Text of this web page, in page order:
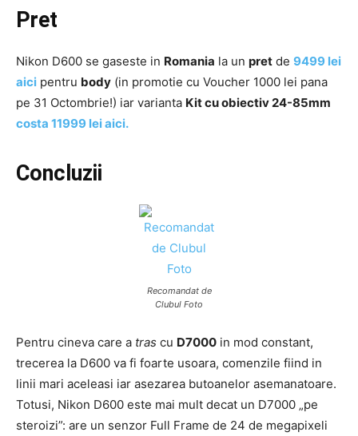
Pret
Nikon D600 se gaseste in Romania la un pret de 9499 lei
aici pentru body (in promotie cu Voucher 1000 lei pana
pe 31 Octombrie!) iar varianta Kit cu obiectiv 24-85mm
costa 11999 lei aici.
Concluzii
Recomandat de
Clubul Foto
Pentru cineva care a tras cu D7000 in mod constant,
trecerea la D600 va fi foarte usoara, comenzile fiind in
linii mari aceleasi iar asezarea butoanelor asemanatoare.
Totusi, Nikon D600 este mai mult decat un D7000 „pe
steroizi”: are un senzor Full Frame de 24 de megapixeli